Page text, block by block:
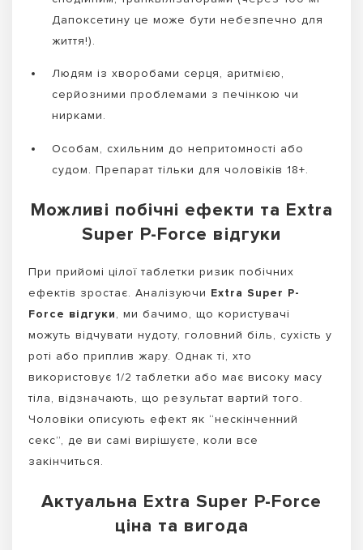
Дапоксетину це може бути небезпечно для
життя!).
Людям із хворобами серця, аритмією,
серйозними проблемами з печінкою чи
нирками.
Особам, схильним до непритомності або
судом. Препарат тільки для чоловіків 18+.
Можливі побічні ефекти та Extra
Super P-Force відгуки
При прийомі цілої таблетки ризик побічних
ефектів зростає. Аналізуючи Extra Super P-
Force відгуки, ми бачимо, що користувачі
можуть відчувати нудоту, головний біль, сухість у
роті або приплив жару. Однак ті, хто
використовує 1/2 таблетки або має високу масу
тіла, відзначають, що результат вартий того.
Чоловіки описують ефект як “нескінченний
секс”, де ви самі вирішуєте, коли все
закінчиться.
Актуальна Extra Super P-Force
ціна та вигода